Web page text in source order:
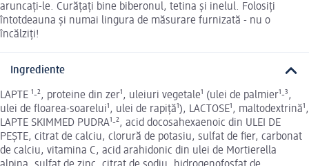
aruncați-le. Curățați bine biberonul, tetina și inelul. Folosiți
întotdeauna și numai lingura de măsurare furnizată - nu o
încălziți!
Ingrediente
LAPTE ¹-², proteine din zer¹, uleiuri vegetale¹ (ulei de palmier¹-³,
ulei de floarea-soarelui¹, ulei de rapiță¹), LACTOSE¹, maltodextrină¹,
LAPTE SKIMMED PUDRA¹-², acid docosahexaenoic din ULEI DE
PEȘTE, citrat de calciu, clorură de potasiu, sulfat de fier, carbonat
de calciu, vitamina C, acid arahidonic din ulei de Mortierella